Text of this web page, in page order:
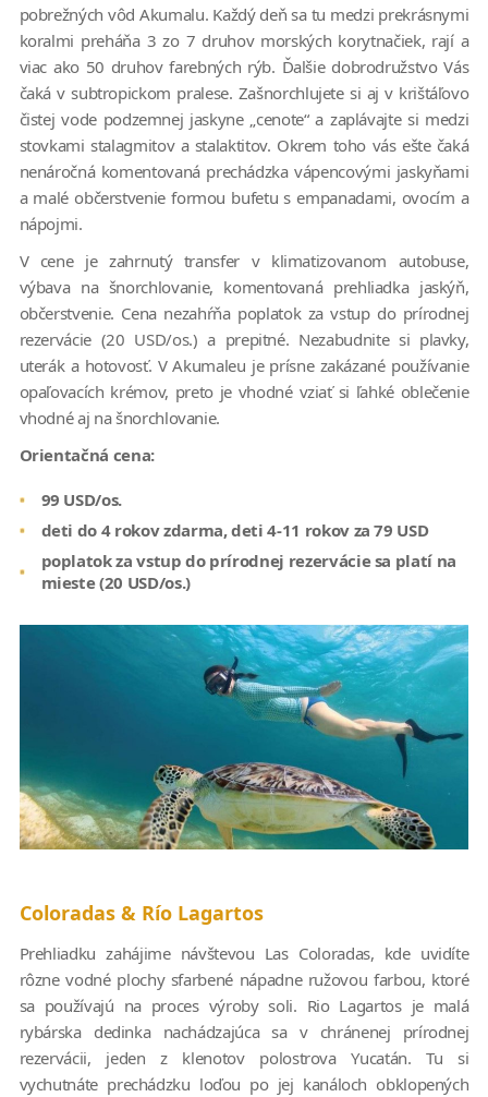
pobrežných vôd Akumalu. Každý deň sa tu medzi prekrásnymi
koralmi preháňa 3 zo 7 druhov morských korytnačiek, rají a
viac ako 50 druhov farebných rýb. Ďalšie dobrodružstvo Vás
čaká v subtropickom pralese. Zašnorchlujete si aj v krištáľovo
čistej vode podzemnej jaskyne „cenote“ a zaplávajte si medzi
stovkami stalagmitov a stalaktitov. Okrem toho vás ešte čaká
nenáročná komentovaná prechádzka vápencovými jaskyňami
a malé občerstvenie formou bufetu s empanadami, ovocím a
nápojmi.
V cene je zahrnutý transfer v klimatizovanom autobuse,
výbava na šnorchlovanie, komentovaná prehliadka jaskýň,
občerstvenie. Cena nezahŕňa poplatok za vstup do prírodnej
rezervácie (20 USD/os.) a prepitné. Nezabudnite si plavky,
uterák a hotovosť. V Akumaleu je prísne zakázané používanie
opaľovacích krémov, preto je vhodné vziať si ľahké oblečenie
vhodné aj na šnorchlovanie.
Orientačná cena:
99 USD/os.
deti do 4 rokov zdarma, deti 4-11 rokov za 79 USD
poplatok za vstup do prírodnej rezervácie sa platí na
mieste (20 USD/os.)
Coloradas & Río Lagartos
Prehliadku zahájime návštevou Las Coloradas, kde uvidíte
rôzne vodné plochy sfarbené nápadne ružovou farbou, ktoré
sa používajú na proces výroby soli. Rio Lagartos je malá
rybárska dedinka nachádzajúca sa v chránenej prírodnej
rezervácii, jeden z klenotov polostrova Yucatán. Tu si
vychutnáte prechádzku loďou po jej kanáloch obklopených